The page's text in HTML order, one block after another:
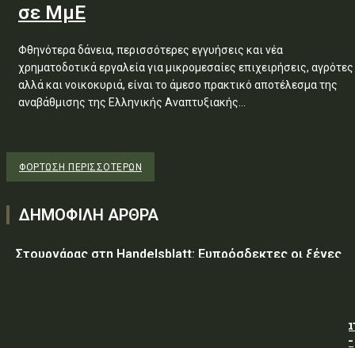
σε ΜμΕ
Φθηνότερα δάνεια, περισσότερες εγγυήσεις και νέα
χρηματοδοτικά εργαλεία για μικρομεσαίες επιχειρήσεις, αγρότες
αλλά και νοικοκυριά, είναι το άμεσο πρακτικό αποτέλεσμα της
αναβάθμισης της Ελληνικής Αναπτυξιακής...
ΦΌΡΤΩΣΗ ΠΕΡΙΣΣΟΤΈΡΩΝ
ΔΗΜΟΦΙΛΗ ΑΡΘΡΑ
Στουρνάρας στη Handelsblatt: Ευπρόσδεκτες οι ξένες
ΥΠ.ΠΡΟ.ΠΟ.: « Προσωρινές κυκλοφοριακές ρυθμίσεις
τον 7ο Λαϊκό Αγώνα Δρόμου φράγμα Λίμνης Πλαστήρα –